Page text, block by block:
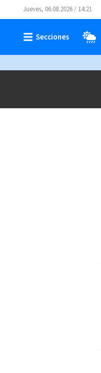
Jueves, 06.08.2026 / 14:21